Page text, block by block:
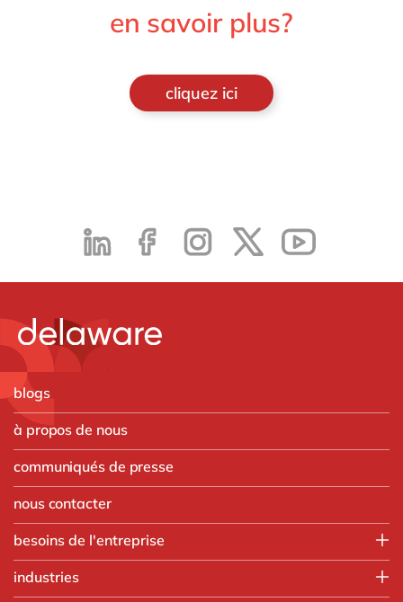
en savoir plus?
cliquez ici
blogs
à propos de nous
communiqués de presse
nous contacter
besoins de l'entreprise
industries